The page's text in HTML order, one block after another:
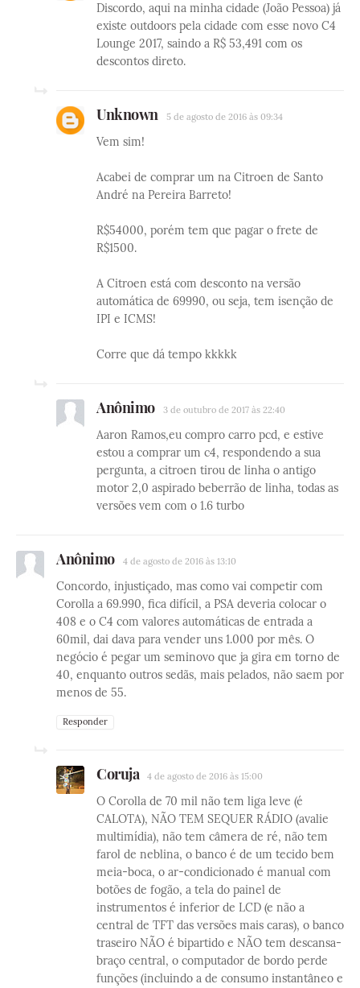
Discordo, aqui na minha cidade (João Pessoa) já
existe outdoors pela cidade com esse novo C4
Lounge 2017, saindo a R$ 53,491 com os
descontos direto.
Unknown 5 de agosto de 2016 às 09:34
Vem sim!
Acabei de comprar um na Citroen de Santo
André na Pereira Barreto!
R$54000, porém tem que pagar o frete de
R$1500.
A Citroen está com desconto na versão
automática de 69990, ou seja, tem isenção de
IPI e ICMS!
Corre que dá tempo kkkkk
Anônimo 3 de outubro de 2017 às 22:40
Aaron Ramos,eu compro carro pcd, e estive
estou a comprar um c4, respondendo a sua
pergunta, a citroen tirou de linha o antigo
motor 2,0 aspirado beberrão de linha, todas as
versões vem com o 1.6 turbo
Anônimo 4 de agosto de 2016 às 13:10
Concordo, injustiçado, mas como vai competir com
Corolla a 69.990, fica difícil, a PSA deveria colocar o
408 e o C4 com valores automáticas de entrada a
60mil, dai dava para vender uns 1.000 por mês. O
negócio é pegar um seminovo que ja gira em torno de
40, enquanto outros sedãs, mais pelados, não saem por
menos de 55.
Responder
Coruja 4 de agosto de 2016 às 15:00
O Corolla de 70 mil não tem liga leve (é
CALOTA), NÃO TEM SEQUER RÁDIO (avalie
multimídia), não tem câmera de ré, não tem
farol de neblina, o banco é de um tecido bem
meia-boca, o ar-condicionado é manual com
botões de fogão, a tela do painel de
instrumentos é inferior de LCD (e não a
central de TFT das versões mais caras), o banco
traseiro NÃO é bipartido e NÃO tem descansa-
braço central, o computador de bordo perde
funções (incluindo a de consumo instantâneo e